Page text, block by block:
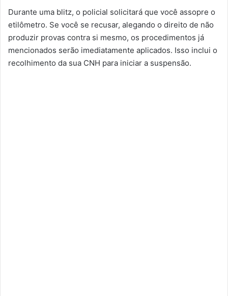
Durante uma blitz, o policial solicitará que você assopre o
etilômetro. Se você se recusar, alegando o direito de não
produzir provas contra si mesmo, os procedimentos já
mencionados serão imediatamente aplicados. Isso inclui o
recolhimento da sua CNH para iniciar a suspensão.